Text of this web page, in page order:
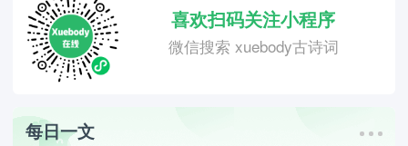
喜欢扫码关注小程序
微信搜索 xuebody古诗词
每日一文